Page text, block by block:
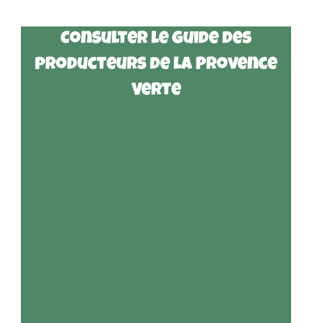
Consulter le guide des
producteurs de la Provence
Verte